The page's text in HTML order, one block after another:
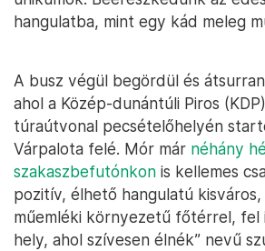
hangulatba, mint egy kád meleg
A busz végül begördül és
ahol a Közép-dunántúli Piros
túraútvonal pecsételőhelyén
Várpalota felé. Mór már néhány
szakaszbefutónkon is kellemes
pozitív, élhető hangulatú
műemléki környezetű főtérrel, fel
hely, ahol szívesen élnék” nevű